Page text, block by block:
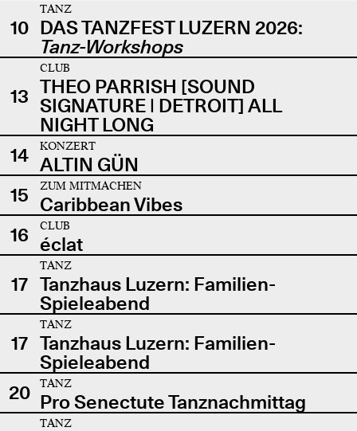
10
TANZ
DAS TANZFEST LUZERN 2026:
Tanz-Workshops
13
CLUB
THEO PARRISH [SOUND
SIGNATURE | DETROIT] ALL
NIGHT LONG
14
KONZERT
ALTIN GÜN
15
ZUM MITMACHEN
Caribbean Vibes
16
CLUB
éclat
17
TANZ
Tanzhaus Luzern: Familien-
Spieleabend
17
TANZ
Tanzhaus Luzern: Familien-
Spieleabend
20
TANZ
Pro Senectute Tanznachmittag
TANZ